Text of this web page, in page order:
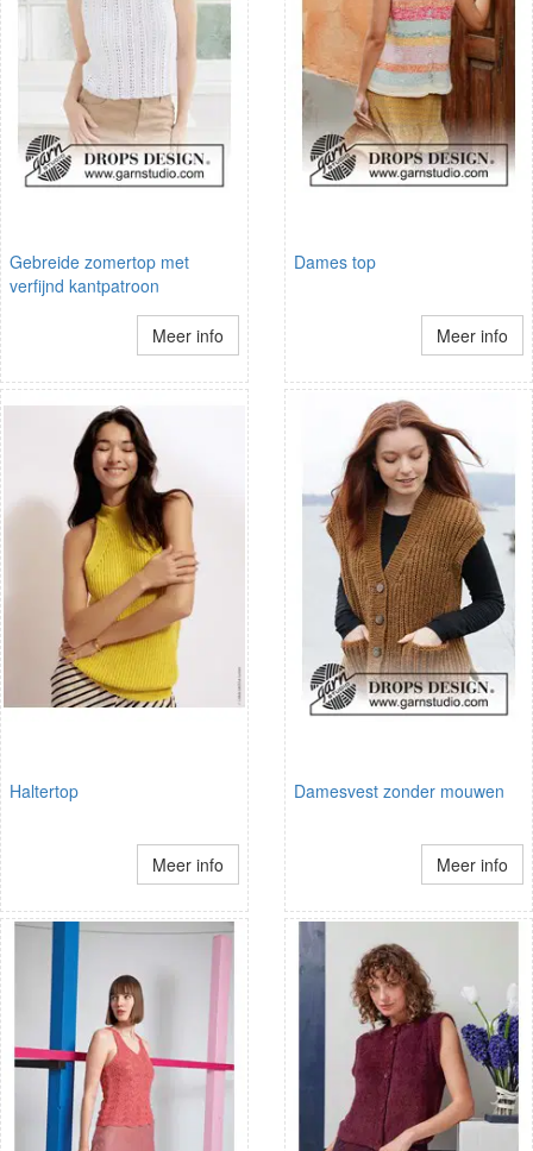
Gebreide zomertop met
verfijnd kantpatroon
Meer info
Dames top
Meer info
Haltertop
Meer info
Damesvest zonder mouwen
Meer info